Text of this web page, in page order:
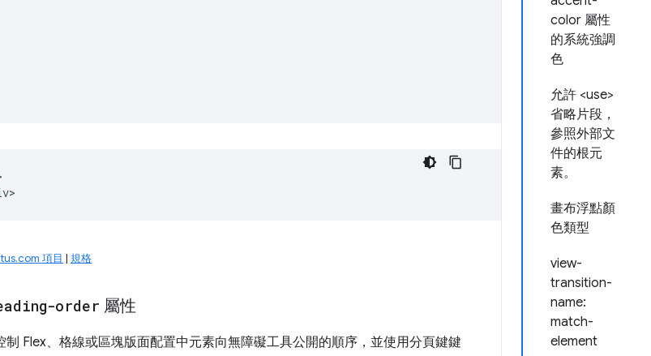
color 屬性
的系統強調
色
允許 <use>
省略片段，
參照外部文
件的根元
素。
畫布浮點顏
色類型
view-
transition-
name:
match-
element
項目 | 規格
order 屬性
制 Flex、格線或區塊版面配置中元素向無障礙工具公開的順序，並使用分頁鍵鍵